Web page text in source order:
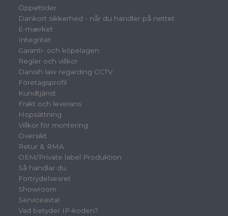
Öppettider
Dankort sikkerhed - når du handler på nettet
E-mærket
Integritet
Garanti- och köpelagen
Regler och villkor
Danish law regarding CCTV
Företagsprofil
Kundtjänst
Frakt och leverans
Hopsättning
Villkor för montering
Översikt
Retur & RMA
OEM/Private label Produktion
Så handlar du
Fortrydelsesret
Showroom
Serviceavtal
Vad betyder IP-koden?